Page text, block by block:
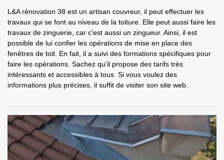
L&A rénovation 38 est un artisan couvreur, il peut effectuer les
travaux qui se font au niveau de la toiture. Elle peut aussi faire les
travaux de zinguerie, car c'est aussi un zingueur. Ainsi, il est
possible de lui confier les opérations de mise en place des
fenêtres de toit. En fait, il a suivi des formations spécifiques pour
faire les opérations. Sachez qu'il propose des tarifs très
intéressants et accessibles à tous. Si vous voulez des
informations plus précises, il suffit de visiter son site web.